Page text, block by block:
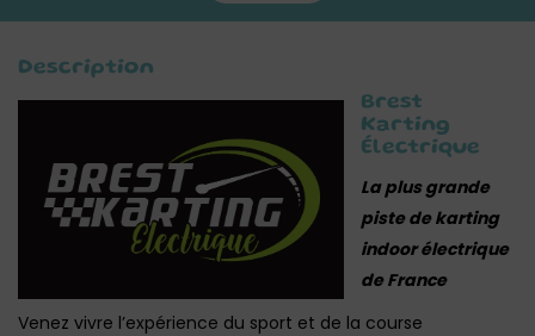
Description
Brest
Karting
Électrique
La plus grande
piste de karting
indoor électrique
de France
Venez vivre l’expérience du sport et de la course